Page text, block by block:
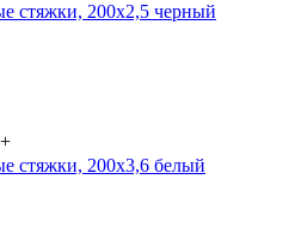
стяжки, 200х2,5 черный
+
стяжки, 200х3,6 белый